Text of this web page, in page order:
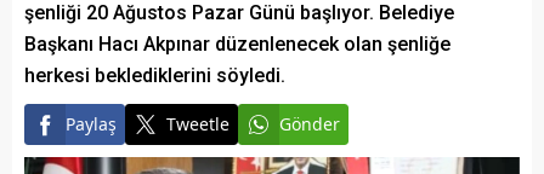
şenliği 20 Ağustos Pazar Günü başlıyor. Belediye
Başkanı Hacı Akpınar düzenlenecek olan şenliğe
herkesi beklediklerini söyledi.
Paylaş Tweetle Gönder